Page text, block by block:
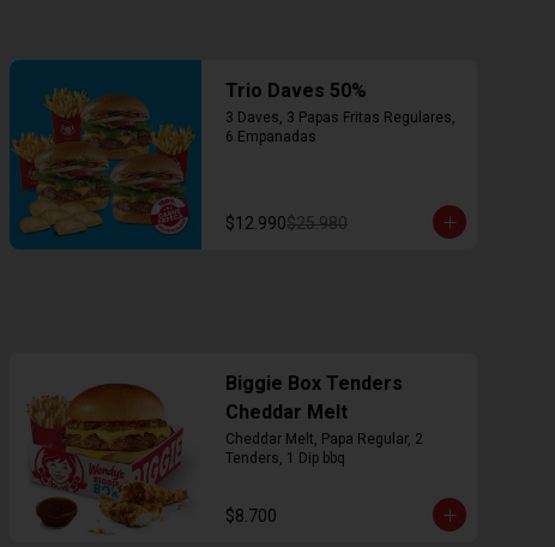
Trio Daves 50%
3 Daves, 3 Papas Fritas Regulares,
6 Empanadas
$12.990$25.980
Biggie Box Tenders
Cheddar Melt
Cheddar Melt, Papa Regular, 2
Tenders, 1 Dip bbq
$8.700